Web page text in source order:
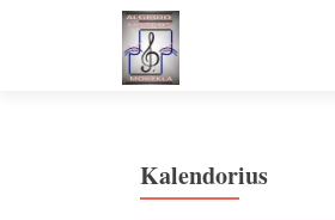
Kalendorius